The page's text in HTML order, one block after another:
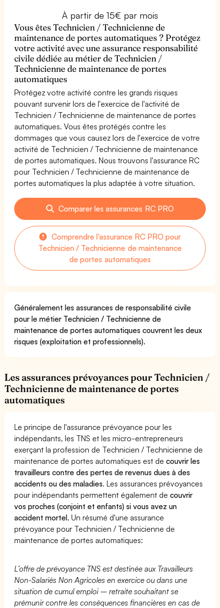
À partir de 15€ par mois
Vous êtes Technicien / Technicienne de
maintenance de portes automatiques ? Protégez
votre activité avec une assurance responsabilité
civile dédiée au métier de Technicien /
Technicienne de maintenance de portes
automatiques
Protégez votre activité contre les grands risques
pouvant survenir lors de l'exercice de l'activité de
Technicien / Technicienne de maintenance de portes
automatiques. Vous êtes protégés contre les
dommages que vous causez lors de l'exercice de votre
activité de Technicien / Technicienne de maintenance
de portes automatiques. Nous trouvons l'assurance RC
pour Technicien / Technicienne de maintenance de
portes automatiques la plus adaptée à votre situation.
Comparer les assurances RC PRO
Comprendre l'assurance RC PRO pour
Technicien / Technicienne de maintenance
de portes automatiques
Généralement les assurances de responsabilité civile
pour le métier Technicien / Technicienne de
maintenance de portes automatiques couvrent les deux
risques (exploitation et professionnels).
Les assurances prévoyances pour Technicien /
Technicienne de maintenance de portes
automatiques
Le principe de l'assurance prévoyance pour les
indépendants, les TNS et les micro-entrepreneurs
exerçant la profession de Technicien / Technicienne de
maintenance de portes automatiques est decouvrir les
travailleurs contre des pertes de revenus dues à des
accidents ou des maladies. Les assurances prévoyances
pour indépendants permettent également decouvrir
vos proches (conjoint et enfants) si vous avez un
accident mortel. Un résumé d'une assurance
prévoyance pour Technicien / Technicienne de
maintenance de portes automatiques:
L’offre de prévoyance TNS est destinée aux Travailleurs
Non-Salariés Non Agricoles en exercice ou dans une
situation de cumul emploi – retraite souhaitant se
prémunir contre les conséquences financières en cas de